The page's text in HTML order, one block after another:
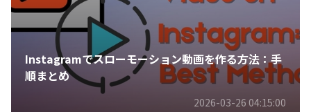
Instagramでスローモーション動画を作る方法：手
順まとめ
2026-03-26 04:15:00